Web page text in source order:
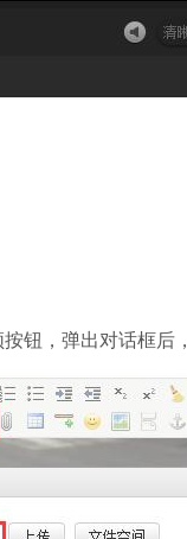
钮，弹出对话框后